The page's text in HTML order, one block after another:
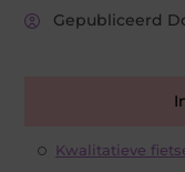
Gepubliceerd
Kwalitatieve